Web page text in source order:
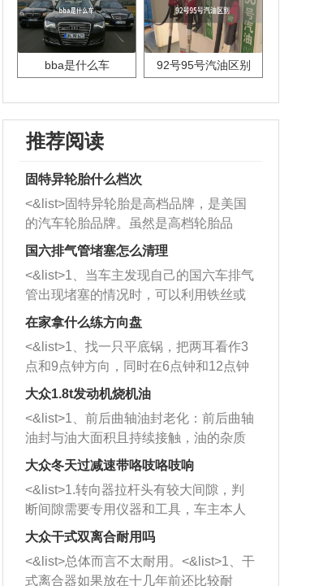
bba是什么车 92号95号汽油区别
推荐阅读
固特异轮胎什么档次
<&list>固特异轮胎是高档品牌，是美国
的汽车轮胎品牌。虽然是高档轮胎品
牌，但是中高低端的轮胎都有生产，这
也是为了更好的开拓市场。
国六排气管堵塞怎么清理
<&list>1、当车主发现自己的国六车排气
管出现堵塞的情况时，可以利用铁丝或
者是细棍，直接将杂物给取出来，如果
堵塞情况比较严重，也可以采取应急措
施。 <&list>2、直接利用木棍将所有的
杂物推到排气管里面的位置处，然后将
三元催化器拆解开，就可以将堵塞的东
西取出来。但如果是因为积碳过多引起
的堵塞，就需要将三元催化器泡在草酸
洗剂对堵塞的情况得到解决，将清洗剂
放在燃油箱中，与燃油混合后，车辆启
动时，就可以和汽油一起进入到燃烧
室，最后形成废气排出，就可以让三元
催化器得到清洗，排气管堵塞的情况就
能够得到解决。
在家拿什么练方向盘
<&list>1、找一只平底锅，把两耳看作3
点和9点钟方向，同时在6点钟和12点钟
方向做一个标记。 <&list>2、双手握住
一圈半的练习，往右同样也要打相同的
圈数。 <&list>3、最后强调要反复练
习，这样就可以形成肌肉记忆，在真实
驾驶车辆时，不需要记忆也能打好方
向。
大众1.8t发动机烧机油
<&list>1、前后曲轴油封老化：前后曲轴
油封与油大面积且持续接触，油的杂质
和发动机内持续温度变化使其密封效果
逐渐减弱，导致渗油或漏油。<&list>2、
活塞间隙过大：积碳会使活塞环与缸体
的间隙扩大，导致机油流入燃烧室中，
造成烧机油。<&list>3、机油粘度。使用
机油粘度过小的话，同样会有烧机油现
象，机油粘度过小具有很好的流动性，
大众冬天过减速带咯吱咯吱响
<&list>1.转向器拉杆头有较大间隙，判
断间隙需要专用仪器和工具，车主本人
无法制作，需要将车辆送到修理厂或4s
店；<&list>2.车辆半轴套管防尘罩破
裂，破裂后会出现漏油现象，使半轴磨
大众干式双离合耐用吗
<&list>总体而言不太耐用。<&list>1、干
式离合器如果放在十几年前还比较耐